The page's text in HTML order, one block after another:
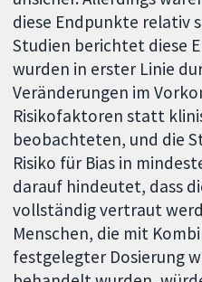
diese Endpunkte relativ
Studien berichtet diese
wurden in erster Linie
Veränderungen im
Risikofaktoren statt
beobachteten, und die
Risiko für Bias in
darauf hindeutet, dass
vollständig vertraut
Menschen, die mit
festgelegter Dosierung